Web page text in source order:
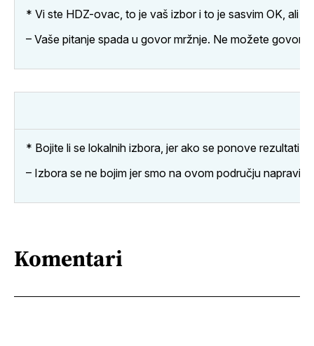
* Vi ste HDZ-ovac, to je vaš izbor i to je sasvim OK, ali
– Vaše pitanje spada u govor mržnje. Ne možete
* Bojite li se lokalnih izbora, jer ako se ponove rezultati
– Izbora se ne bojim jer smo na ovom području napravili
Komentari